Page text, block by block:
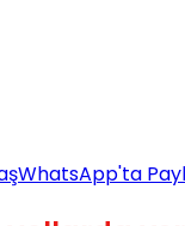
WhatsApp'ta